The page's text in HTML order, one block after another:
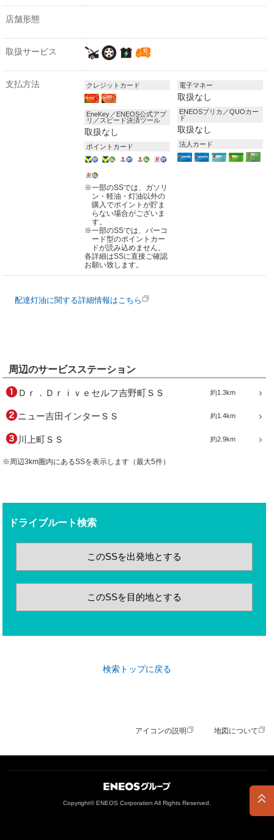
店舗形態
取扱サービス
支払方法 クレジットカード
EneKey／ENEOS公式アプ
リ／スピード決済ツール
取扱なし
ポイントカード
※一部のSSでは、ガソリ
ン・軽油・灯油以外の
購入でポイントが貯ま
らない場合がございま
す。
※一部のSSでは、バーコ
ード型のポイントカー
ドが読み込めません。
各詳細はSSに直接ご確認
お願い致します。
電子マネー
取扱なし
ENEOSプリカ／QUOカー
ド
取扱なし
法人カード
配達灯油に関する詳細情報はこちら
周辺のサービスステーション
約1.3km
Ｄｒ．Ｄｒｉｖｅセルフ吉野町ＳＳ
約1.4km
ニュー吉田インターＳＳ
約2.9km
川上町ＳＳ
※周辺3km圏内にあるSSを表示します（最大5件）
ドライブルート検索
このSSを出発地とする
このSSを目的地とする
検索トップに戻る
アイコンの説明 地図について
Copyright© ENEOS Corporation All Rights Reserved.